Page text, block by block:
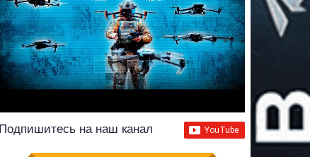
Подпишитесь на наш канал